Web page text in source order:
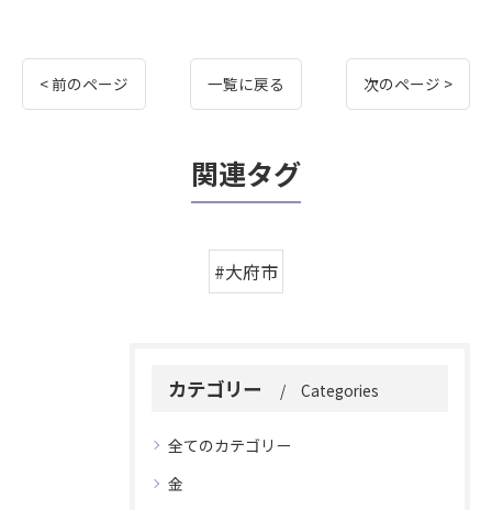
< 前のページ 一覧に戻る 次のページ >
関連タグ
#大府市
カテゴリー Categories
全てのカテゴリー
金